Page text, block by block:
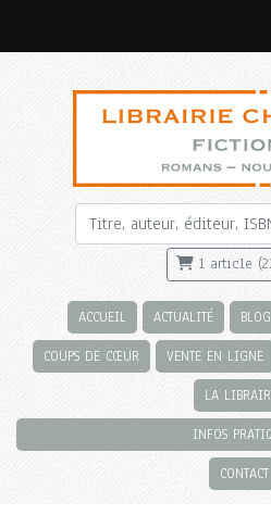
1 article
ACCUEIL ACTUALITÉ BLOG
COUPS DE CŒUR VENTE EN LIGNE
LA
INFOS
CONTACT